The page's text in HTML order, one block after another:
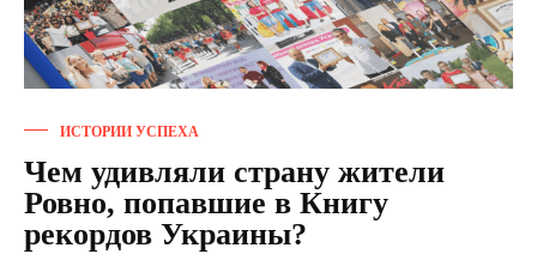
ИСТОРИИ УСПЕХА
Чем удивляли страну жители
Ровно, попавшие в Книгу
рекордов Украины?